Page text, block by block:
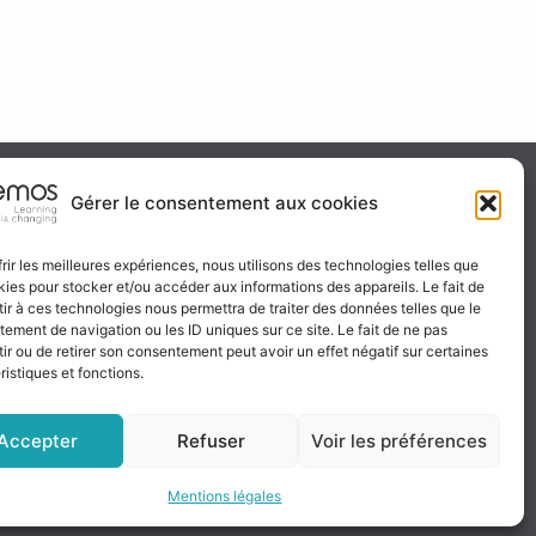
Gérer le consentement aux cookies
les meilleures expériences, nous utilisons des technologies telles que
pour stocker et/ou accéder aux informations des appareils. Le fait de
à ces technologies nous permettra de traiter des données telles que le
de navigation ou les ID uniques sur ce site. Le fait de ne pas
ou de retirer son consentement peut avoir un effet négatif sur certaines
et fonctions.
Refuser Voir les préférences
Mentions légales
& certification
certificat
nous